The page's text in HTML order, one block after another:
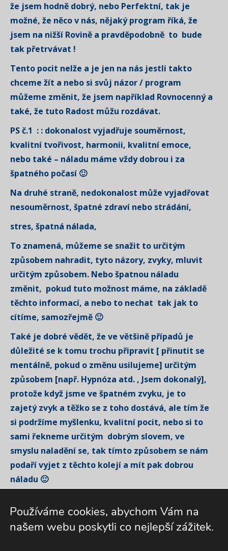
že jsem hodně dobrý, nebo Perfektní, tak je
možné, že něco v nás, nějaký program říká, že
jsem na nižší Rovině a pravděpodobně to bude
tak přetrvávat !
Tento pocit nelže a je jen na nás jestli takto
chceme žít a nebo si svůj názor / program
můžeme změnit, že jsem například Rovnocenný a
také, že tuto Radost můžu rozdávat.
PS č.1 : : dokonalost vyjadřuje souměrnost,
kvalitní tvořivost, harmonii, kvalitní emoce,
nebo také – náladu máme vždy dobrou i za
špatného počasí 🙂
Na druhé straně, nedokonalost může vyjadřovat
nesouměrnost, špatné zdraví nebo strádání,
stres, špatná nálada,
To znamená, můžeme se snažit to určitým
způsobem nahradit, tyto názory, zvyky, mluvit
určitým způsobem. Nebo špatnou náladu
změnit, pokud tuto možnost máme, na základě
těchto informací, a nebo to nechat tak jak to
cítíme, samozřejmě 🙂
Také je dobré vědět, že ve většině případů je
důležité se k tomu trochu připravit [ přinutit se
mentálně, pokud o změnu usilujeme] určitým
způsobem [např. Hypnóza atd. , Jsem dokonalý],
protože když jsme ve špatném zvyku, je to
zajetý zvyk a těžko se z toho dostává, ale tím že
si podržíme myšlenku, kvalitní pocit, nebo si to
sami řekneme určitým dobrým slovem, ve
smyslu naladění se, tak tímto způsobem se nám
podaří vyjet z těchto kolejí a mít pak dobrou
náladu 🙂
nebo čistá Radost.
PS č.3 : Vše v tomto článku je myšleno pouze
Používáme cookies, abychom Vám na
našem webu poskytli co nejlepší zážitek.